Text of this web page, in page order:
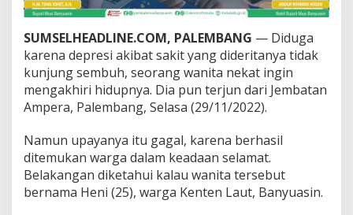
g
S
e
m
b
u
h
,
n
i
L
o
SUMSELHEADLINE.COM, PALEMBANG — Diduga
karena depresi akibat sakit yang dideritanya tidak
kunjung sembuh, seorang wanita nekat ingin
mengakhiri hidupnya. Dia pun terjun dari Jembatan
Ampera, Palembang, Selasa (29/11/2022).
Namun upayanya itu gagal, karena berhasil
ditemukan warga dalam keadaan selamat.
Belakangan diketahui kalau wanita tersebut
bernama Heni (25), warga Kenten Laut, Banyuasin.